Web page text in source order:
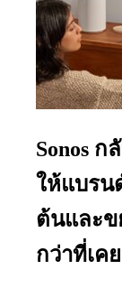
Sonos
ให้แบรน
ต้นและข
กว่าที่เคย